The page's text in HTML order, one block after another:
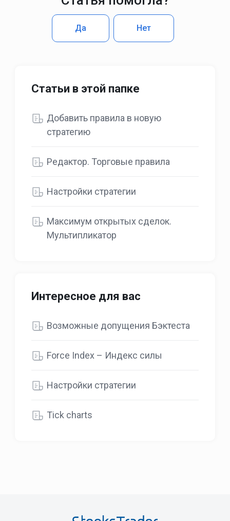
Нет
Да
Статьи в этой папке
Добавить правила в новую
стратегию
Редактор. Торговые правила
Настройки стратегии
Максимум открытых сделок.
Мультипликатор
Интересное для вас
Возможные допущения Бэктеста
Force Index – Индекс силы
Настройки стратегии
Tick charts